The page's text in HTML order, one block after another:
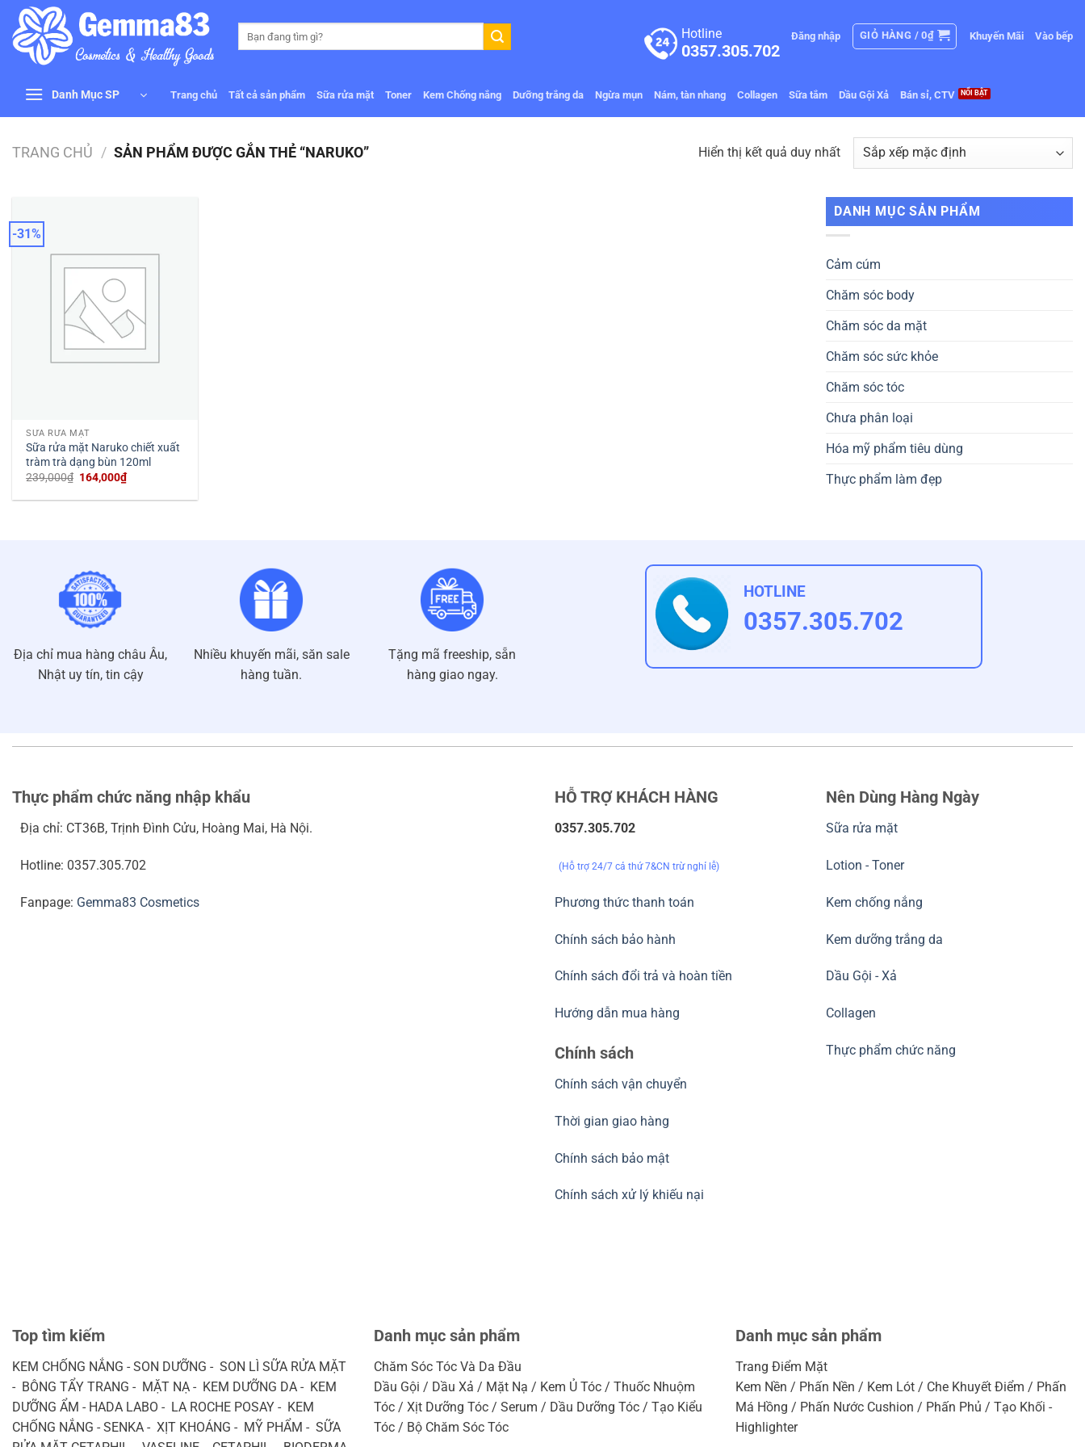
qua
nội
kiếm:
Hotline
0357.305.702
Đăng nhập GIỎ HÀNG /0₫ Khuyến Mãi Vào bếp
Danh Mục SP Trang chủ Tất cả sản phẩm Sữa rửa mặt Toner Kem Chống nắng Dưỡng trắng da Ngừa mụn Nám, tàn nhang Collagen Sữa tắm Dầu Gội Xả Bán sỉ, CTV
TRANG CHỦ / SẢN PHẨM ĐƯỢC GẮN THẺ “NARUKO” Hiển thị kết quả duy nhất
-31%
SỮA RỬA MẶT
Sữa rửa mặt Naruko chiết xuất
tràm trà dạng bùn 120ml
239,000₫ Giá
là:
164,000₫Giá
hiện
tại
DANH MỤC SẢN PHẨM
Cảm cúm
Chăm sóc body
Chăm sóc da mặt
Chăm sóc sức khỏe
Chăm sóc tóc
Chưa phân loại
Hóa mỹ phẩm tiêu dùng
Thực phẩm làm đẹp
Địa chỉ mua hàng châu Âu,
Nhật uy tín, tin cậy
Nhiều khuyến mãi, săn sale
hàng tuần.
Tặng mã freeship, sẵn
hàng giao ngay.
HOTLINE
0357.305.702
Thực phẩm chức năng nhập khẩu
Địa chỉ: CT36B, Trịnh Đình Cửu, Hoàng Mai, Hà Nội.
Hotline: 0357.305.702
Fanpage: Gemma83 Cosmetics
HỖ TRỢ KHÁCH HÀNG
0357.305.702
(Hỗ trợ 24/7 cả thứ 7&CN trừ nghỉ lễ)
Phương thức thanh toán
Chính sách bảo hành
Chính sách đổi trả và hoàn tiền
Hướng dẫn mua hàng
Chính sách
Chính sách vận chuyển
Thời gian giao hàng
Chính sách bảo mật
Chính sách xử lý khiếu nại
Nên Dùng Hàng Ngày
Sữa rửa mặt
Lotion - Toner
Kem chống nắng
Kem dưỡng trắng da
Dầu Gội - Xả
Collagen
Thực phẩm chức năng
Top tìm kiếm
KEM CHỐNG NẮNG - SON DƯỠNG - SON LÌ SỮA RỬA MẶT
- BÔNG TẨY TRANG - MẶT NẠ - KEM DƯỠNG DA - KEM
DƯỠNG ẨM - HADA LABO - LA ROCHE POSAY - KEM
CHỐNG NẮNG - SENKA - XỊT KHOÁNG - MỸ PHẨM - SỮA
Danh mục sản phẩm
Chăm Sóc Tóc Và Da Đầu
Dầu Gội / Dầu Xả / Mặt Nạ / Kem Ủ Tóc / Thuốc Nhuộm
Tóc / Xịt Dưỡng Tóc / Serum / Dầu Dưỡng Tóc / Tạo Kiểu
Tóc / Bộ Chăm Sóc Tóc
Danh mục sản phẩm
Trang Điểm Mặt
Kem Nền / Phấn Nền / Kem Lót / Che Khuyết Điểm / Phấn
Má Hồng / Phấn Nước Cushion / Phấn Phủ / Tạo Khối -
Highlighter